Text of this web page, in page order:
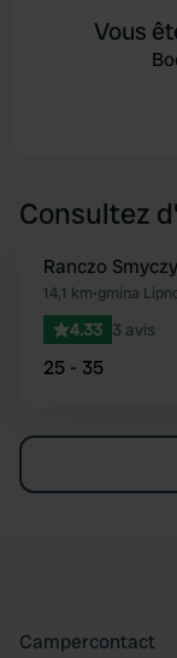
Vous
Consultez
Ranczo
14,1 km•gmina
4.33 3 avis
25 - 35
Campercontact